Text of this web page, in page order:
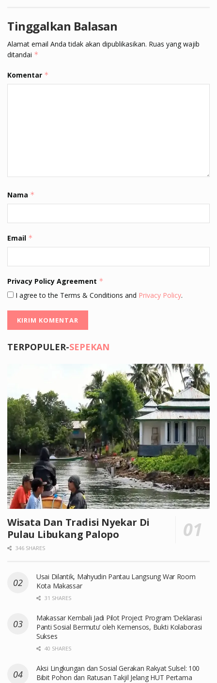
Tinggalkan Balasan
Alamat email Anda tidak akan dipublikasikan. Ruas yang wajib
ditandai *
Komentar *
Nama *
Email *
Privacy Policy Agreement *
I agree to the Terms & Conditions and Privacy Policy.
TERPOPULER-SEPEKAN
Wisata Dan Tradisi Nyekar Di
Pulau Libukang Palopo
346 SHARES
Usai Dilantik, Mahyudin Pantau Langsung War Room
Kota Makassar
31 SHARES
Makassar Kembali Jadi Pilot Project Program ‘Deklarasi
Panti Sosial Bermutu’ oleh Kemensos, Bukti Kolaborasi
Sukses
40 SHARES
Aksi Lingkungan dan Sosial Gerakan Rakyat Sulsel: 100
Bibit Pohon dan Ratusan Takjil Jelang HUT Pertama